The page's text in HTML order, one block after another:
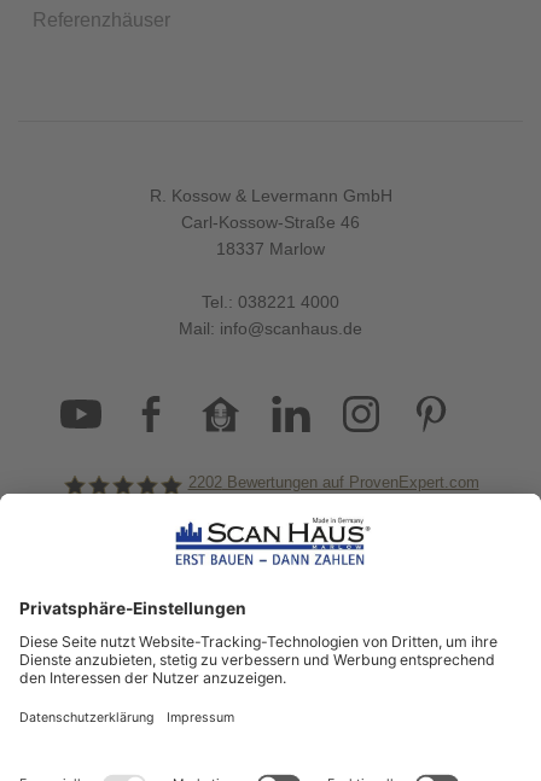
Referenzhäuser
R. Kossow & Levermann GmbH
Carl-Kossow-Straße 46
18337 Marlow
Tel.: 038221 4000
Mail: info@scanhaus.de
ScanHaus Marlow
2202 Bewertungen auf ProvenExpert.com
informiert!
Aktuelle News rund um ScanHaus &
das Thema Hausbau
Sofort informiert über neue Artikel